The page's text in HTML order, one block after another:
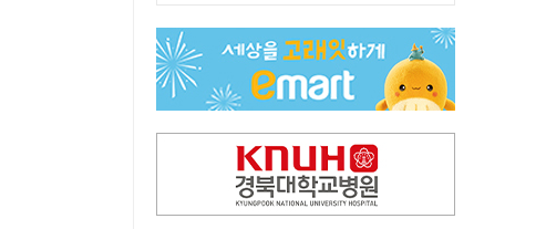
SK하이닉스, 주당 375원 분기 배당 공시…"3분기 중 주주환원 방안 확정"
이의준 전 경북도 새마을봉사과장, 제28대 울릉군 부군수 취임
"상법개정해도 주주가 '봉'"…하이닉스 솔리다임 상장설에 술렁[개미와글와글]